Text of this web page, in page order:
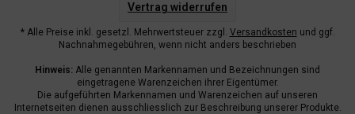
Vertrag widerrufen
* Alle Preise inkl. gesetzl. Mehrwertsteuer zzgl. Versandkosten und ggf.
Nachnahmegebühren, wenn nicht anders beschrieben
Hinweis: Alle genannten Markennamen und Bezeichnungen sind
eingetragene Warenzeichen ihrer Eigentümer.
Die aufgeführten Markennamen und Warenzeichen auf unseren
Internetseiten dienen ausschliesslich zur Beschreibung unserer Produkte.